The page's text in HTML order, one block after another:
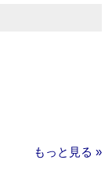
もっと見る »